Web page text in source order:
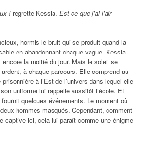
! regrette Kessia. Est-ce que j’ai l’air
hormis le bruit qui se produit quand la
en abandonnant chaque vague. Kessia
encore la moitié du jour. Mais le soleil se
à chaque parcours. Elle comprend au
à l’Est de l’univers dans lequel elle
uniforme lui rappelle aussitôt l’école. Et
quelques événements. Le moment où
hommes masqués. Cependant, comment
captive ici, cela lui paraît comme une énigme